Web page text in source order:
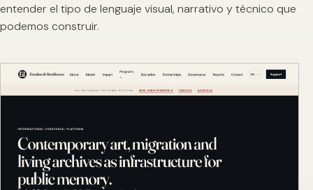
entender el tipo de lenguaje visual, narrativo y técnico que
podemos construir.